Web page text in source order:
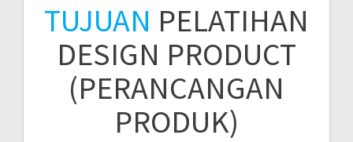
TUJUAN PELATIHAN
DESIGN PRODUCT
(PERANCANGAN
PRODUK)